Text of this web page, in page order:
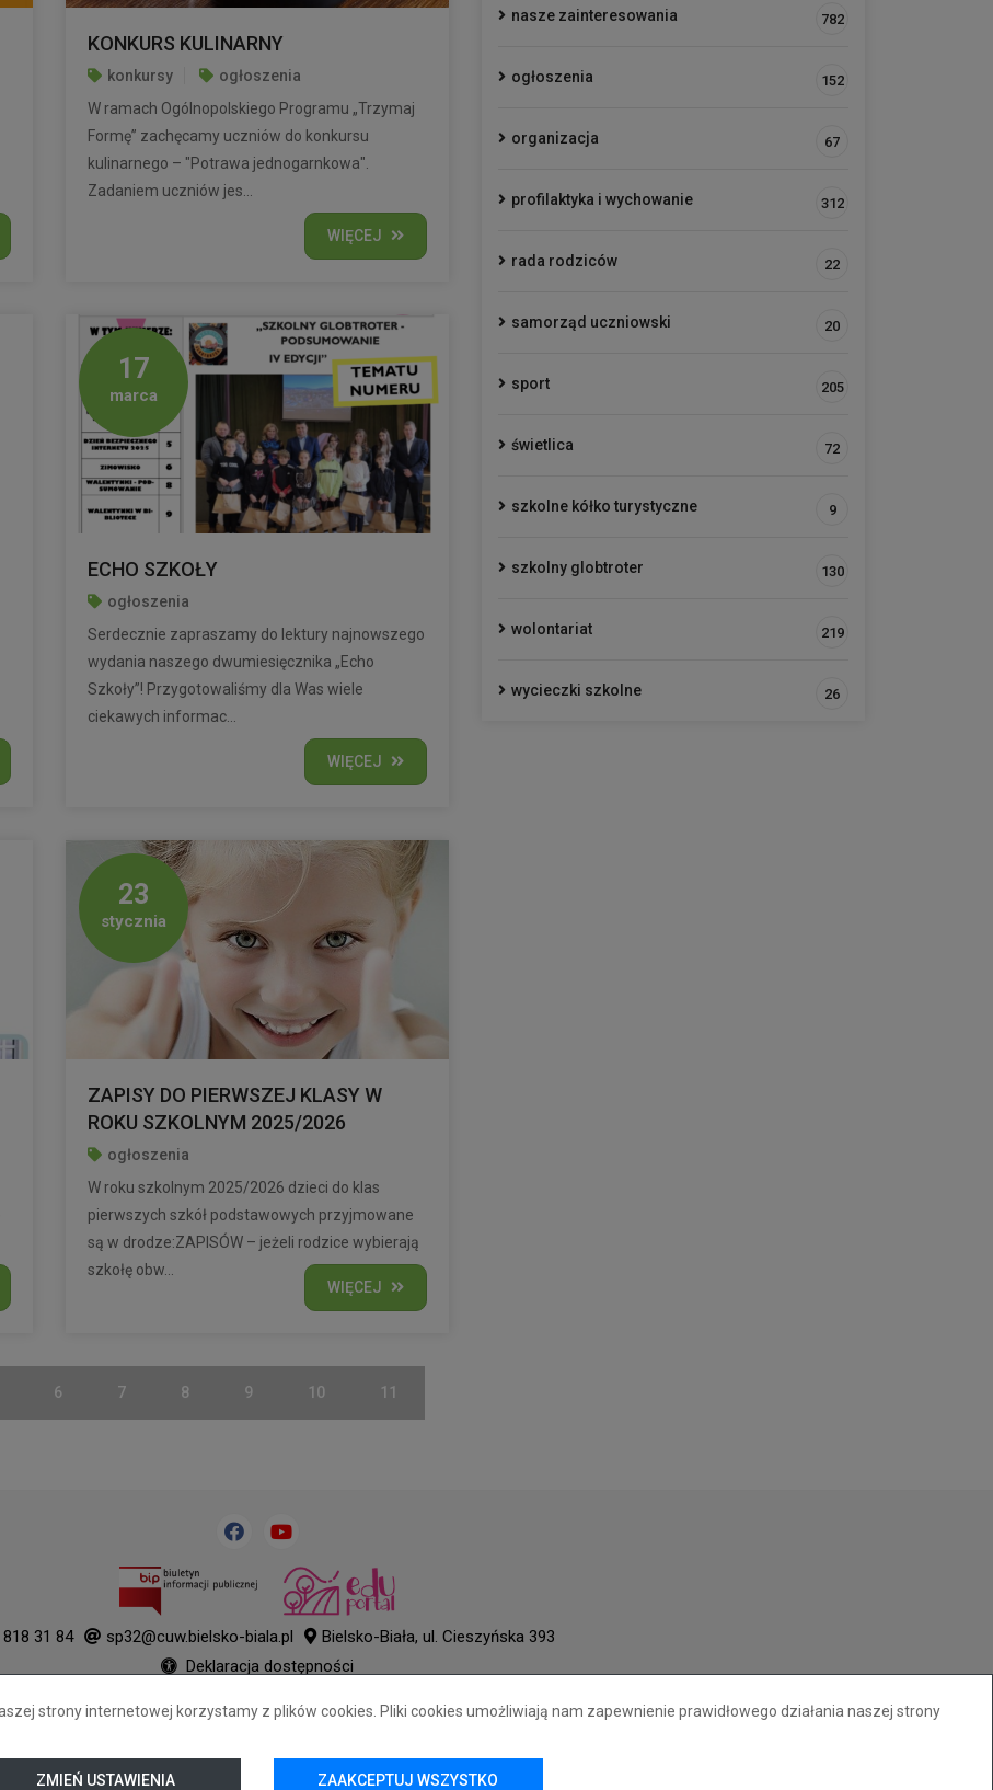
strony internetowej korzystamy z plików cookies. Pliki cookies umożliwiają nam zapewnienie prawidłowego działania naszej strony
ZMIEŃ USTAWIENIA ZAAKCEPTUJ WSZYSTKO
KONKURS KULINARNY
konkursy
ogłoszenia
W ramach Ogólnopolskiego Programu „Trzymaj
Formę” zachęcamy uczniów do konkursu
kulinarnego – "Potrawa jednogarnkowa".
Zadaniem uczniów jes...
WIĘCEJ
17
marca
ECHO SZKOŁY
ogłoszenia
Serdecznie zapraszamy do lektury najnowszego
wydania naszego dwumiesięcznika „Echo
Szkoły”! Przygotowaliśmy dla Was wiele
ciekawych informac...
WIĘCEJ
23
stycznia
ZAPISY DO PIERWSZEJ KLASY W
ROKU SZKOLNYM 2025/2026
ogłoszenia
W roku szkolnym 2025/2026 dzieci do klas
pierwszych szkół podstawowych przyjmowane
są w drodze:ZAPISÓW – jeżeli rodzice wybierają
szkołę obw...
WIĘCEJ
6 7 8 9 10 11
nasze zainteresowania 782
ogłoszenia 152
organizacja 67
profilaktyka i wychowanie 312
rada rodziców 22
samorząd uczniowski 20
sport 205
świetlica 72
szkolne kółko turystyczne 9
szkolny globtroter 130
wolontariat 219
wycieczki szkolne 26
31 84 sp32@cuw.bielsko-biala.pl
Bielsko-Biała, ul. Cieszyńska 393
Deklaracja dostępności
+
++
+++